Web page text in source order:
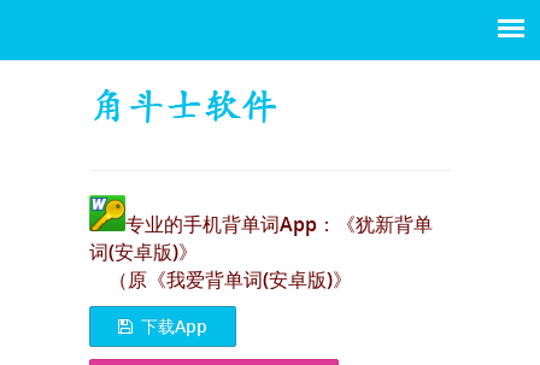
专业的手机背单词App：《犹新背单
词(安卓版)》
（原《我爱背单词(安卓版)》
下载App